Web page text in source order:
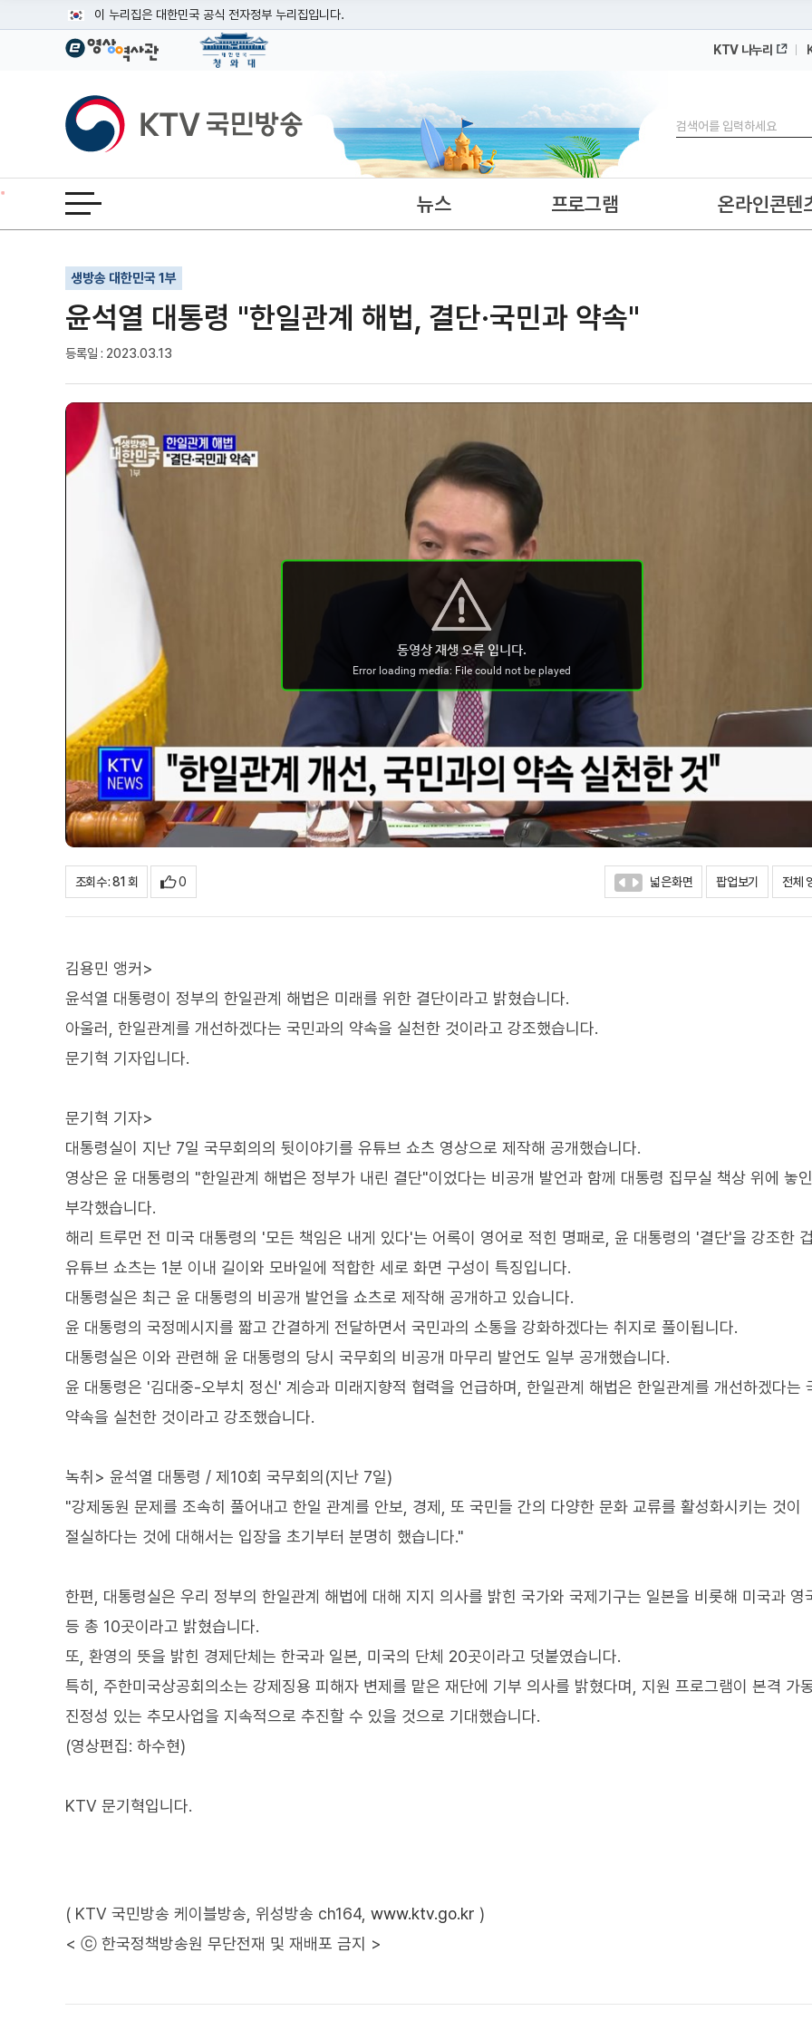
이 누리집은 대한민국 공식 전자정부 누리집입니다.
공식 누리집 주소 확인하기
이밖에 or.kr 또는 .kr등 다른 도메인 주소를 사용하고 있다면 아래 URL에서 도메인 주소를 확인해 보세요
운영중인 공식 누리집보기
KTV 나누리
KTV국민방송
검색
전체메뉴 열기 뉴스 프로그램 온라인콘텐
생방송 대한민국 1부
윤석열 대통령 "한일관계 해법, 결단·국민과 약속"
등록일 : 2023.03.13
기사인쇄
글자확대
글자축소
조회수 : 81 회 0 넓은화면 팝업보기 전체
김용민 앵커>
윤석열 대통령이 정부의 한일관계 해법은 미래를 위한 결단이라고 밝혔습니다.
아울러, 한일관계를 개선하겠다는 국민과의 약속을 실천한 것이라고 강조했습니다.
문기혁 기자입니다.
문기혁 기자>
대통령실이 지난 7일 국무회의의 뒷이야기를 유튜브 쇼츠 영상으로 제작해 공개했습니다.
영상은 윤 대통령의 "한일관계 해법은 정부가 내린 결단"이었다는 비공개 발언과 함께 대통령 집무실 책상 위에 놓
부각했습니다.
해리 트루먼 전 미국 대통령의 '모든 책임은 내게 있다'는 어록이 영어로 적힌 명패로, 윤 대통령의 '결단'을 강조한
유튜브 쇼츠는 1분 이내 길이와 모바일에 적합한 세로 화면 구성이 특징입니다.
대통령실은 최근 윤 대통령의 비공개 발언을 쇼츠로 제작해 공개하고 있습니다.
윤 대통령의 국정메시지를 짧고 간결하게 전달하면서 국민과의 소통을 강화하겠다는 취지로 풀이됩니다.
대통령실은 이와 관련해 윤 대통령의 당시 국무회의 비공개 마무리 발언도 일부 공개했습니다.
윤 대통령은 '김대중-오부치 정신' 계승과 미래지향적 협력을 언급하며, 한일관계 해법은 한일관계를 개선하겠다는
약속을 실천한 것이라고 강조했습니다.
녹취> 윤석열 대통령 / 제10회 국무회의(지난 7일)
"강제동원 문제를 조속히 풀어내고 한일 관계를 안보, 경제, 또 국민들 간의 다양한 문화 교류를 활성화시키는 것이
절실하다는 것에 대해서는 입장을 초기부터 분명히 했습니다."
한편, 대통령실은 우리 정부의 한일관계 해법에 대해 지지 의사를 밝힌 국가와 국제기구는 일본을 비롯해 미국과 영
등 총 10곳이라고 밝혔습니다.
또, 환영의 뜻을 밝힌 경제단체는 한국과 일본, 미국의 단체 20곳이라고 덧붙였습니다.
특히, 주한미국상공회의소는 강제징용 피해자 변제를 맡은 재단에 기부 의사를 밝혔다며, 지원 프로그램이 본격 가
진정성 있는 추모사업을 지속적으로 추진할 수 있을 것으로 기대했습니다.
(영상편집: 하수현)
KTV 문기혁입니다.
( KTV 국민방송 케이블방송, 위성방송 ch164, www.ktv.go.kr )
< ⓒ 한국정책방송원 무단전재 및 재배포 금지 >